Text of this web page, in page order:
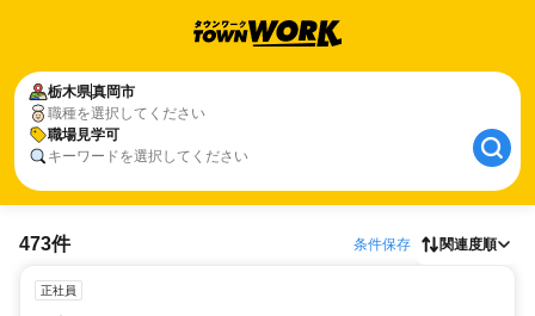
栃木県真岡市
職種を選択してください
職場見学可
キーワードを選択してください
473件 条件保存 関連度順
正社員